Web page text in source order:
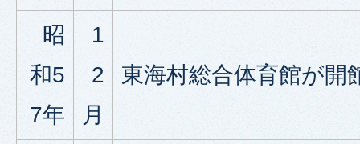
昭
和5
7年
1
2
月
東海村総合体育館が開